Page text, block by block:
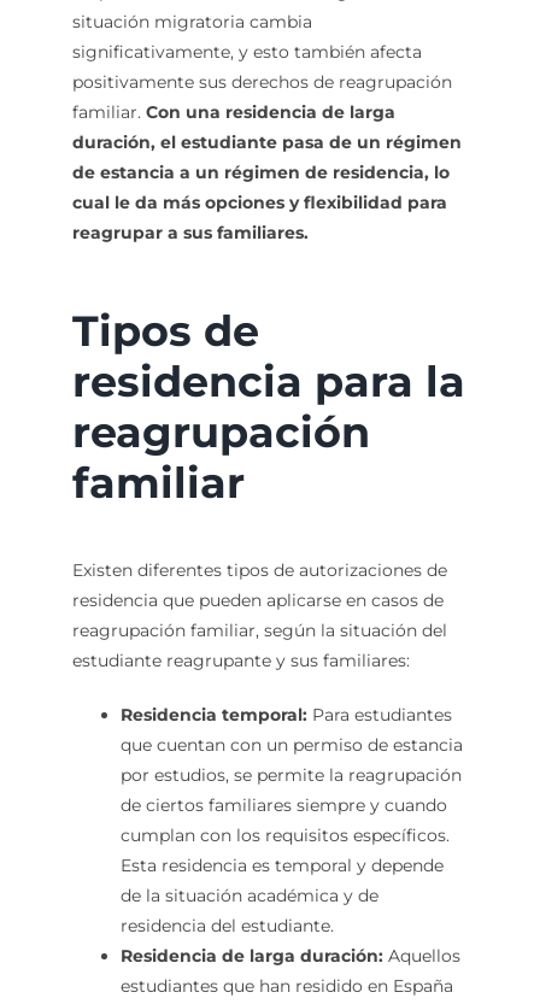
situación migratoria cambia
significativamente, y esto también afecta
positivamente sus derechos de reagrupación
familiar. Con una residencia de larga
duración, el estudiante pasa de un régimen
de estancia a un régimen de residencia, lo
cual le da más opciones y flexibilidad para
reagrupar a sus familiares.
Tipos de
residencia para la
reagrupación
familiar
Existen diferentes tipos de autorizaciones de
residencia que pueden aplicarse en casos de
reagrupación familiar, según la situación del
estudiante reagrupante y sus familiares:
Residencia temporal:Para estudiantes
que cuentan con un permiso de estancia
por estudios, se permite la reagrupación
de ciertos familiares siempre y cuando
cumplan con los requisitos específicos.
Esta residencia es temporal y depende
de la situación académica y de
residencia del estudiante.
Residencia de larga duración:Aquellos
estudiantes que han residido en España